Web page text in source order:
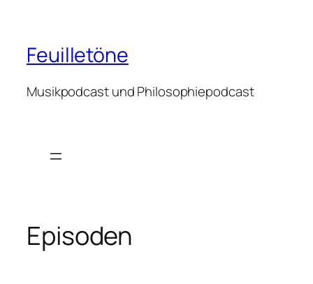
springen
Feuilletöne
Musikpodcast und Philosophiepodcast
Episoden